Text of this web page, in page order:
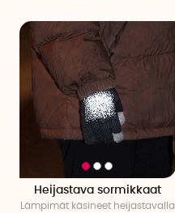
Heijastava sormikkaat
Lämpimät käsineet heijastavalla